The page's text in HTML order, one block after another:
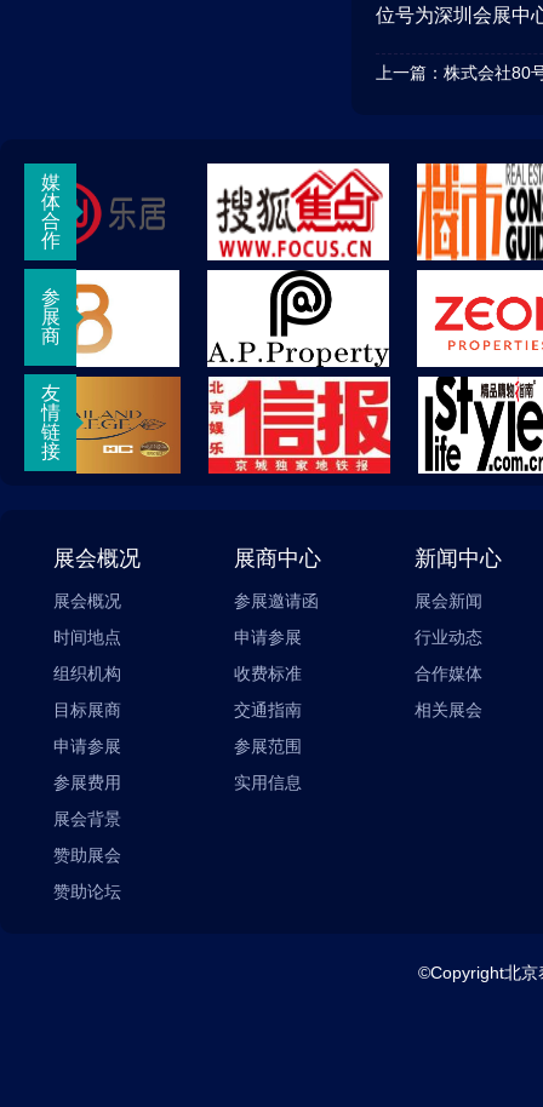
位号为深圳会展中
上一篇： 株式会社80
媒
体
合
作
参
展
商
友
情
链
接
展会概况
展会概况
时间地点
组织机构
目标展商
申请参展
参展费用
展会背景
赞助展会
赞助论坛
展商中心
参展邀请函
申请参展
收费标准
交通指南
参展范围
实用信息
新闻中心
展会新闻
行业动态
合作媒体
相关展会
©Copyright北京